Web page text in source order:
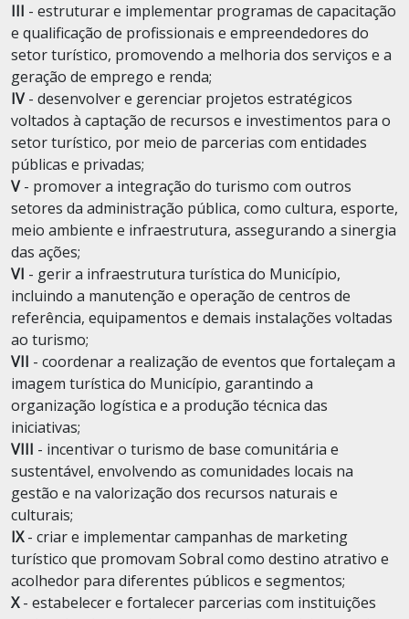
III - estruturar e implementar programas de capacitação
e qualificação de profissionais e empreendedores do
setor turístico, promovendo a melhoria dos serviços e a
geração de emprego e renda;
IV- desenvolver e gerenciar projetos estratégicos
voltados à captação de recursos e investimentos para o
setor turístico, por meio de parcerias com entidades
públicas e privadas;
V- promover a integração do turismo com outros
setores da administração pública, como cultura, esporte,
meio ambiente e infraestrutura, assegurando a sinergia
das ações;
VI - gerir a infraestrutura turística do Município,
incluindo a manutenção e operação de centros de
referência, equipamentos e demais instalações voltadas
ao turismo;
VII - coordenar a realização de eventos que fortaleçam a
imagem turística do Município, garantindo a
organização logística e a produção técnica das
iniciativas;
VIII - incentivar o turismo de base comunitária e
sustentável, envolvendo as comunidades locais na
gestão e na valorização dos recursos naturais e
culturais;
IX- criar e implementar campanhas de marketing
turístico que promovam Sobral como destino atrativo e
acolhedor para diferentes públicos e segmentos;
X- estabelecer e fortalecer parcerias com instituições